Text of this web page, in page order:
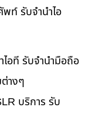
ท์ รับจำนำไอ
อที รับจำนำมือถือ
างๆ
บริการ รับ